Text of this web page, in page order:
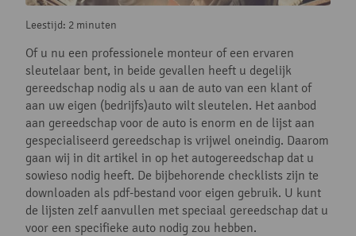
Leestijd: 2 minuten
Of u nu een professionele monteur of een ervaren
sleutelaar bent, in beide gevallen heeft u degelijk
gereedschap nodig als u aan de auto van een klant of
aan uw eigen (bedrijfs)auto wilt sleutelen. Het aanbod
aan gereedschap voor de auto is enorm en de lijst aan
gespecialiseerd gereedschap is vrijwel oneindig. Daarom
gaan wij in dit artikel in op het autogereedschap dat u
sowieso nodig heeft. De bijbehorende checklists zijn te
downloaden als pdf-bestand voor eigen gebruik. U kunt
de lijsten zelf aanvullen met speciaal gereedschap dat u
voor een specifieke auto nodig zou hebben.